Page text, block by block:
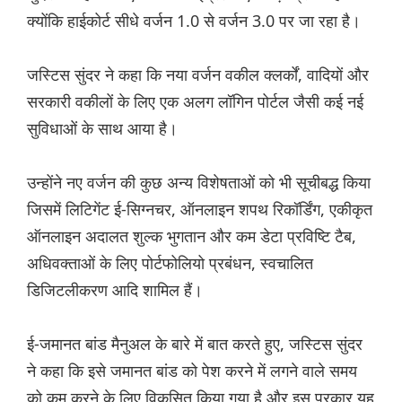
क्योंकि हाईकोर्ट सीधे वर्जन 1.0 से वर्जन 3.0 पर जा रहा है।
जस्टिस सुंदर ने कहा कि नया वर्जन वकील क्लर्कों, वादियों और
सरकारी वकीलों के लिए एक अलग लॉगिन पोर्टल जैसी कई नई
सुविधाओं के साथ आया है।
उन्होंने नए वर्जन की कुछ अन्य विशेषताओं को भी सूचीबद्ध किया
जिसमें लिटिगेंट ई-सिग्नचर, ऑनलाइन शपथ रिकॉर्डिंग, एकीकृत
ऑनलाइन अदालत शुल्क भुगतान और कम डेटा प्रविष्टि टैब,
अधिवक्ताओं के लिए पोर्टफोलियो प्रबंधन, स्वचालित
डिजिटलीकरण आदि शामिल हैं।
ई-जमानत बांड मैनुअल के बारे में बात करते हुए, जस्टिस सुंदर
ने कहा कि इसे जमानत बांड को पेश करने में लगने वाले समय